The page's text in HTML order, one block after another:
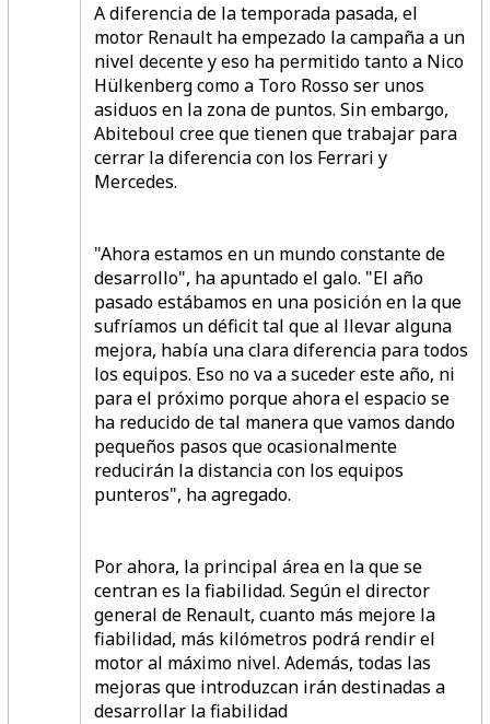
A diferencia de la temporada pasada, el
motor Renault ha empezado la campaña a un
nivel decente y eso ha permitido tanto a Nico
Hülkenberg como a Toro Rosso ser unos
asiduos en la zona de puntos. Sin embargo,
Abiteboul cree que tienen que trabajar para
cerrar la diferencia con los Ferrari y
Mercedes.
"Ahora estamos en un mundo constante de
desarrollo", ha apuntado el galo. "El año
pasado estábamos en una posición en la que
sufríamos un déficit tal que al llevar alguna
mejora, había una clara diferencia para todos
los equipos. Eso no va a suceder este año, ni
para el próximo porque ahora el espacio se
ha reducido de tal manera que vamos dando
pequeños pasos que ocasionalmente
reducirán la distancia con los equipos
punteros", ha agregado.
Por ahora, la principal área en la que se
centran es la fiabilidad. Según el director
general de Renault, cuanto más mejore la
fiabilidad, más kilómetros podrá rendir el
motor al máximo nivel. Además, todas las
mejoras que introduzcan irán destinadas a
desarrollar la fiabilidad